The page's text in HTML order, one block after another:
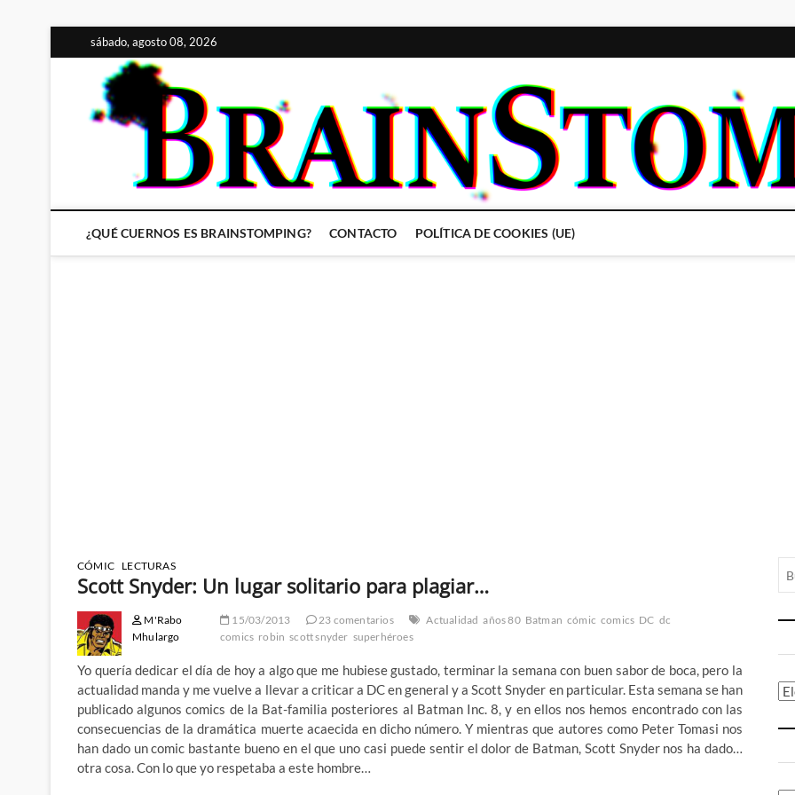
al
contenido
sábado, agosto 08, 2026
¿QUÉ CUERNOS ES BRAINSTOMPING? CONTACTO POLÍTICA DE COOKIES (UE)
CÓMIC LECTURAS
Scott Snyder: Un lugar solitario para plagiar…
M'Rabo
Mhulargo
15/03/2013 23 comentarios Actualidad años 80 Batman cómic comics DC dc
comics robin scott snyder superhéroes
Yo quería dedicar el día de hoy a algo que me hubiese gustado, terminar la semana con buen sabor de boca, pero la
actualidad manda y me vuelve a llevar a criticar a DC en general y a Scott Snyder en particular. Esta semana se han
publicado algunos comics de la Bat-familia posteriores al Batman Inc. 8, y en ellos nos hemos encontrado con las
consecuencias de la dramática muerte acaecida en dicho número. Y mientras que autores como Peter Tomasi nos
han dado un comic bastante bueno en el que uno casi puede sentir el dolor de Batman, Scott Snyder nos ha dado…
otra cosa. Con lo que yo respetaba a este hombre…